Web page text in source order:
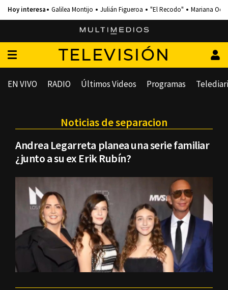
Galilea Montijo Julián Figueroa "El Recodo" Mariana
TELEVISIÓN
EN VIVO RADIO Últimos Videos Programas
Noticias de separacion
Andrea Legarreta planea una serie familiar
¿junto a su ex Erik Rubín?